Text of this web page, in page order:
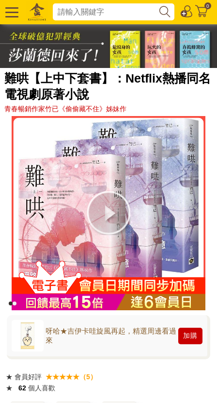
0
難哄【上中下套書】：Netflix熱播同名
電視劇原著小說
青春暢銷作家竹已《偷偷藏不住》姊妹作
呀哈★吉伊卡哇旋風再起，精選周邊看過
來
加購
★ 會員好評 ★★★★★（5）
★
62 個人喜歡